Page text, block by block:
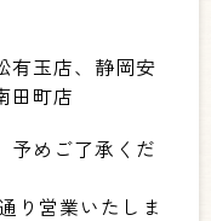
有玉店、静岡安
田町店
予めご了承くだ
り営業いたしま